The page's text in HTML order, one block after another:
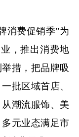
费促销季”为
，推出消费地
措，把品牌吸
批区域首店、
潮流服饰、美
元业态满足市